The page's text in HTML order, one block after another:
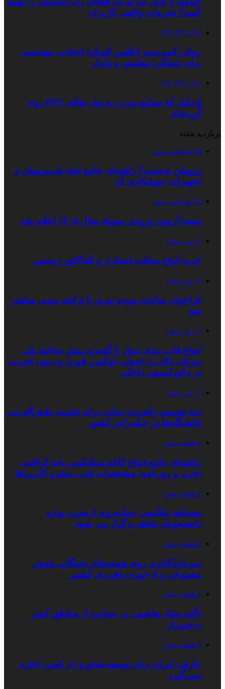
کنیم؟ تجربیات واقعی کاربران
۱۴۰۳/۱۱/۱۷
روغن کمپرسور اطلس کوپکو؛ انتخابی مهندسی
برای عملکرد مطمئن و پایدار
۱۴۰۳/۱۰/۱۱
۵ دلیل که صنایع مدرن به نوار نقاله PVC روی
آورده‌اند
پربازدید هفته
20 ساعت پیش
پروپیلن چیست؟ راهنمای جامع لوله پلی‌پروپیلن و
تجهیزات جوشکاری آن
22 ساعت پیش
نتیجه آزمون ورودی سمپاد سال ۱۴۰۵ اعلام شد
2 روز پیش
خرید انواع سافت استارتر و کنتاکتور زیمنس
4 روز پیش
فراخوان ساخت مودم نوری با تراشه بومی منتشر
شد
7 روز پیش
انواع قاب بندی دیوار با گچبری پیش ساخته پلی
یورتان دکارت؛ تحولی لوکس، فوری و بدون تخریب
در دکوراسیون داخلی
7 روز پیش
سه تصمیم راهبردی دولت برای تقویت نقش‌آفرینی
دانشگاه‌ها در حکمرانی کشور
1 هفته پیش
راهنمای جامع انواع کاغذ سیلیکونی پایه کرافت،
تحریر و روزنامه؛ مشخصات فنی، سئو و کاربردها
1 هفته پیش
مسابقه عکاسی «پیاده‌روی اربعین» ویژه
دانشجویان شاهد برگزار می شود
2 هفته پیش
سرمایه‌گذاری روی هسته‌های نخبگانی هوش
مصنوعی و ۵ حوزه راهبردی کشور
2 هفته پیش
تأکید ستار هاشمی بر حمایت از مناطق کمتر
برخوردار
3 هفته پیش
عارف: ایران برای توسعه فناوری از کسی اجازه
نمی‌گیرد